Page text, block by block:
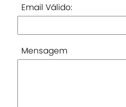
Email Válido:
Mensagem